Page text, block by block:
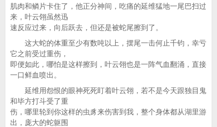
肌肉和鳞片卡住了，他正分神间，吃痛的延维猛地一尾巴扫过
来，叶云翎虽然迅
速反应过来，向后跃去，但还是被蛇尾擦到了。
这大蛇的体重至少有数吨以上，摆尾一击何止千钧，幸亏
它之前受过重伤，
即便如此，哪怕是这样擦到，叶云翎也是一阵气血翻涌，直接
一口鲜血喷出。
延维用怨恨的眼神死死盯着叶云翎，若不是今天跟独目鬼
和毕方打斗受了重
伤，哪里轮到你这样的虫豸来伤害到我，整个身体都从湖里游
出，庞大的蛇躯围